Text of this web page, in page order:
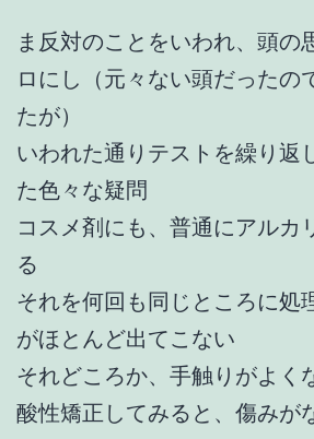
ま反対のことをいわれ、頭の
ロにし（元々ない頭だったの
たが）
いわれた通りテストを繰り返
た色々な疑問
コスメ剤にも、普通にアルカ
る
それを何回も同じところに処
がほとんど出てこない
それどころか、手触りがよく
酸性矯正してみると、傷みが